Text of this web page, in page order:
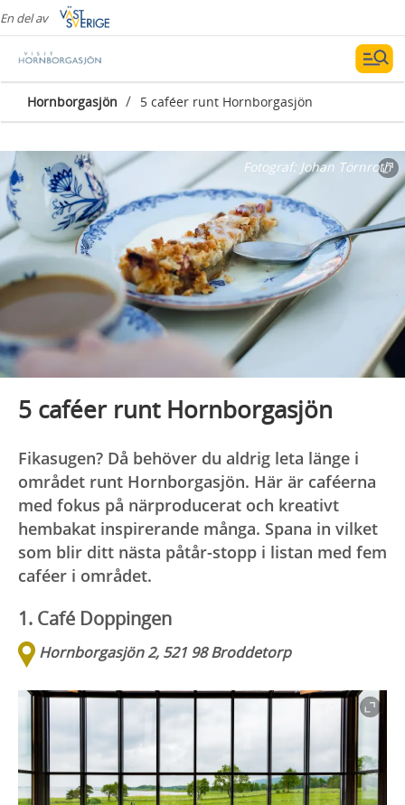
En del av
Hornborgasjön / 5 caféer runt Hornborgasjön
Fotograf: Johan Törnroth
5 caféer runt Hornborgasjön
Fikasugen? Då behöver du aldrig leta länge i
området runt Hornborgasjön. Här är caféerna
med fokus på närproducerat och kreativt
hembakat inspirerande många. Spana in vilket
som blir ditt nästa påtår-stopp i listan med fem
caféer i området.
1. Café Doppingen
Hornborgasjön 2, 521 98 Broddetorp